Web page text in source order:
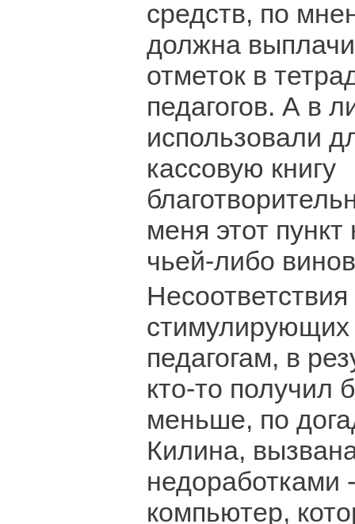
средств, по
должна
отметок в
педагогов. А в
использовали
кассовую книгу
меня этот
чьей-либо
стимулирующих
педагогам, в
кто-то получил
меньше, по
Килина,
недоработками
компьютер,